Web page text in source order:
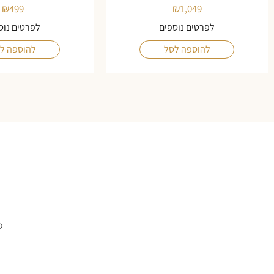
₪1,049
לפרטים נוספים
להוספה לסל
₪499
לפרטים
להוספה